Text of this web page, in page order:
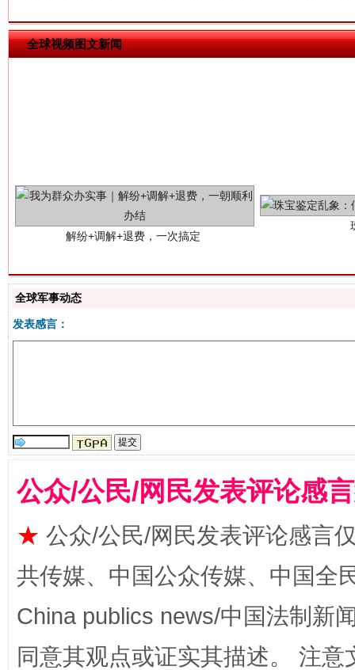
全球视频图文新闻
漫山遍野的桃花与雪山、麦地、白藏房 除
全球军事动态
发表感言：
公众/公民/网民发表评论感
★ 公众/公民/网民发表评论感言
共传媒、中国公众传媒、中国全
China publics news/中国法制新
同意其观点或证实其描述。 注